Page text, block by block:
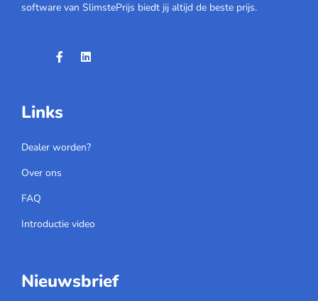
software van SlimstePrijs biedt jij altijd de beste prijs.
Links
Dealer worden?
Over ons
FAQ
Introductie video
Nieuwsbrief